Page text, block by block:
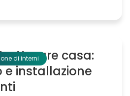
di interni
casa:
e installazione